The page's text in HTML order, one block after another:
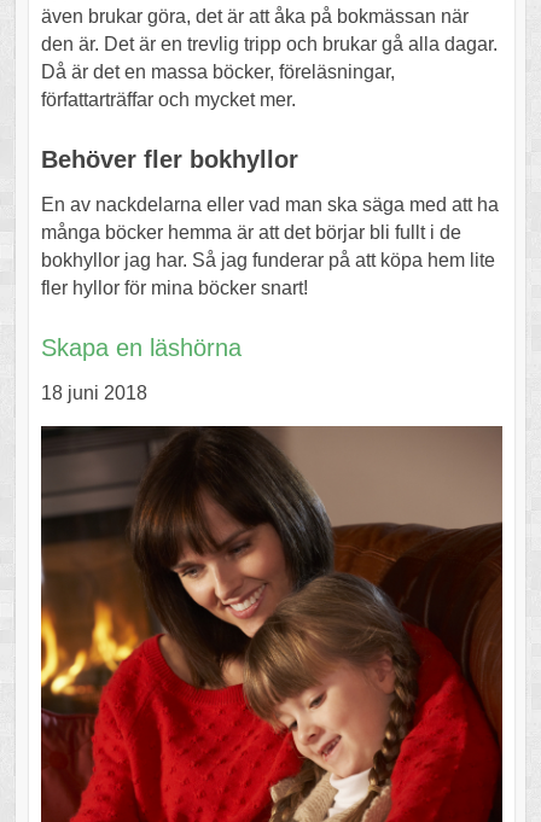
även brukar göra, det är att åka på bokmässan när
den är. Det är en trevlig tripp och brukar gå alla dagar.
Då är det en massa böcker, föreläsningar,
författarträffar och mycket mer.
Behöver fler bokhyllor
En av nackdelarna eller vad man ska säga med att ha
många böcker hemma är att det börjar bli fullt i de
bokhyllor jag har. Så jag funderar på att köpa hem lite
fler hyllor för mina böcker snart!
Skapa en läshörna
18 juni 2018